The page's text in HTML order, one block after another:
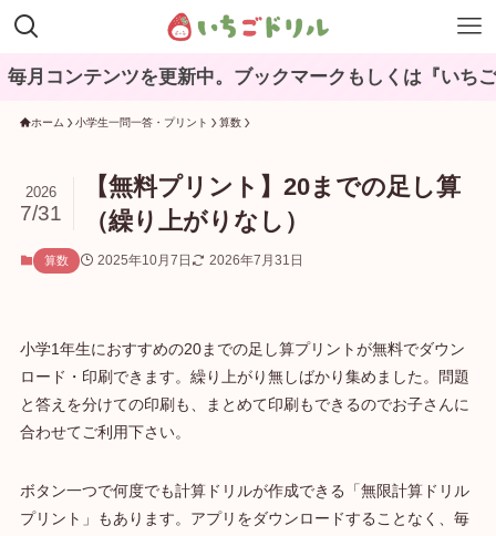
コンテンツを更新中。ブックマークもしくは『いちごド
ホーム 小学生一問一答・プリント 算数
【無料プリント】20までの足し算
（繰り上がりなし）
2026
7/31
算数 2025年10月7日 2026年7月31日
小学1年生におすすめの20までの足し算プリントが無料でダウン
ロード・印刷できます。繰り上がり無しばかり集めました。問題
と答えを分けての印刷も、まとめて印刷もできるのでお子さんに
合わせてご利用下さい。
ボタン一つで何度でも計算ドリルが作成できる「無限計算ドリル
プリント」もあります。アプリをダウンロードすることなく、毎